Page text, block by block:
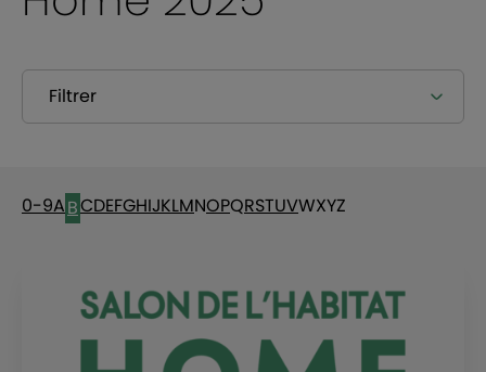
Filtrer
0-9ABCDEFGHIJKLMNOPQRSTUVWXYZ